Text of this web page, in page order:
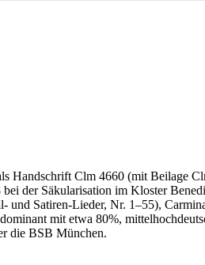
Handschrift Clm 4660 (mit Beilage
der Säkularisation im Kloster
und Satiren-Lieder, Nr. 1–55),
mit etwa 80%,
die BSB München.